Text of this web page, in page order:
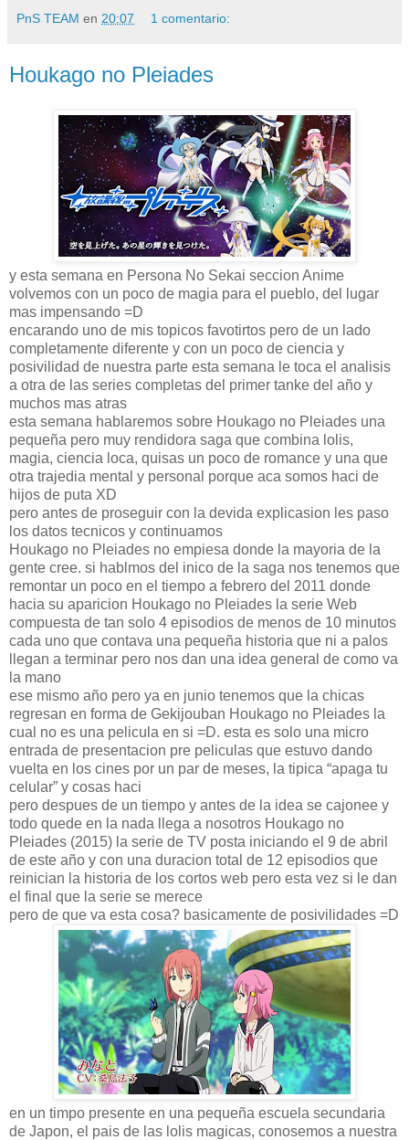
PnS TEAM en 20:07 1 comentario:
Houkago no Pleiades
y esta semana en Persona No Sekai seccion Anime
volvemos con un poco de magia para el pueblo, del lugar
mas impensando =D
encarando uno de mis topicos favotirtos pero de un lado
completamente diferente y con un poco de ciencia y
posivilidad de nuestra parte esta semana le toca el analisis
a otra de las series completas del primer tanke del año y
muchos mas atras
esta semana hablaremos sobre Houkago no Pleiades una
pequeña pero muy rendidora saga que combina lolis,
magia, ciencia loca, quisas un poco de romance y una que
otra trajedia mental y personal porque aca somos haci de
hijos de puta XD
pero antes de proseguir con la devida explicasion les paso
los datos tecnicos y continuamos
Houkago no Pleiades no empiesa donde la mayoria de la
gente cree. si hablmos del inico de la saga nos tenemos que
remontar un poco en el tiempo a febrero del 2011 donde
hacia su aparicion Houkago no Pleiades la serie Web
compuesta de tan solo 4 episodios de menos de 10 minutos
cada uno que contava una pequeña historia que ni a palos
llegan a terminar pero nos dan una idea general de como va
la mano
ese mismo año pero ya en junio tenemos que la chicas
regresan en forma de Gekijouban Houkago no Pleiades la
cual no es una pelicula en si =D. esta es solo una micro
entrada de presentacion pre peliculas que estuvo dando
vuelta en los cines por un par de meses, la tipica “apaga tu
celular” y cosas haci
pero despues de un tiempo y antes de la idea se cajonee y
todo quede en la nada llega a nosotros Houkago no
Pleiades (2015) la serie de TV posta iniciando el 9 de abril
de este año y con una duracion total de 12 episodios que
reinician la historia de los cortos web pero esta vez si le dan
el final que la serie se merece
pero de que va esta cosa? basicamente de posivilidades =D
en un timpo presente en una pequeña escuela secundaria
de Japon, el pais de las lolis magicas, conosemos a nuestra